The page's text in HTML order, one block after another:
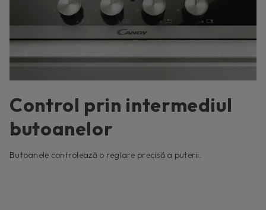
Control prin intermediul
butoanelor
Butoanele controlează o reglare precisă a puterii.